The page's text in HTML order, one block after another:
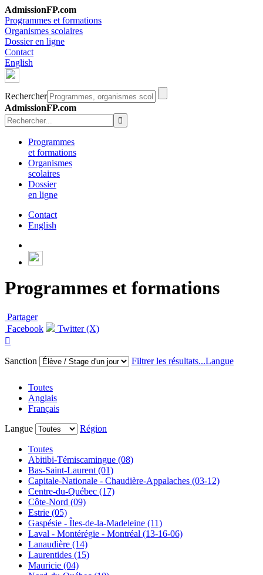
AdmissionFP.com
Programmes et formations
Organismes scolaires
Dossier en ligne
Contact
English
Rechercher
AdmissionFP.com
Programmes
et formations
Organismes
scolaires
Dossier
en ligne
Contact
English
Programmes et formations
Partager
Facebook
Twitter (X)

Sanction
Filtrer les résultats...Langue
Toutes
Anglais
Français
Langue
Région
Toutes
Abitibi-Témiscamingue (08)
Bas-Saint-Laurent (01)
Capitale-Nationale - Chaudière-Appalaches (03-12)
Centre-du-Québec (17)
Côte-Nord (09)
Estrie (05)
Gaspésie - Îles-de-la-Madeleine (11)
Laval - Montérégie - Montréal (13-16-06)
Lanaudière (14)
Laurentides (15)
Mauricie (04)